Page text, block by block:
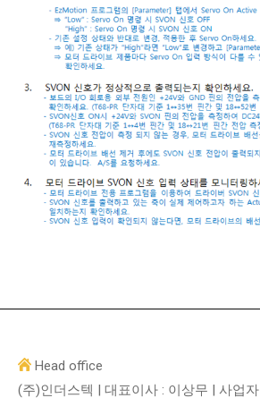
Head office
(주)인더스텍 | 대표이사 : 이상무 | 사업